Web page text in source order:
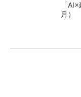
「
月）